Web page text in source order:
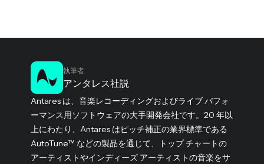
執筆者
アンタレス社説
Antares は、音楽レコーディングおよびライブ パフォ
ーマンス用ソフトウェアの大手開発会社です。20 年以
上にわたり、Antares はピッチ補正の業界標準である
AutoTune™ などの製品を通じて、トップ チャートの
アーティストやインディーズ アーティストの音楽をサ